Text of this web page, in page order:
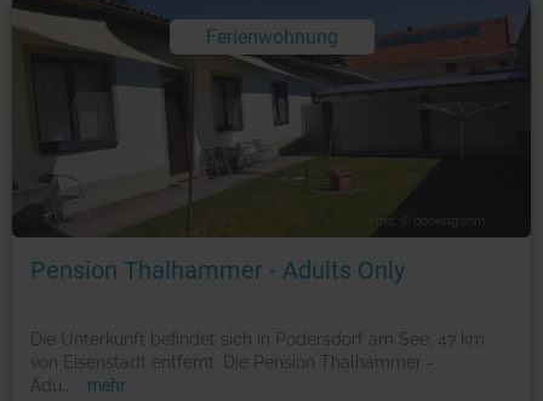
Ferienwohnung
Foto: © booking.com
Pension Thalhammer - Adults Only
Die Unterkunft befindet sich in Podersdorf am See, 47 km
von Eisenstadt entfernt. Die Pension Thalhammer -
Adu
mehr